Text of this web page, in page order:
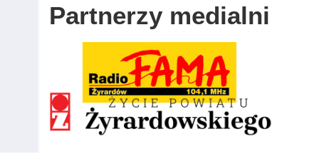
Partnerzy medialni